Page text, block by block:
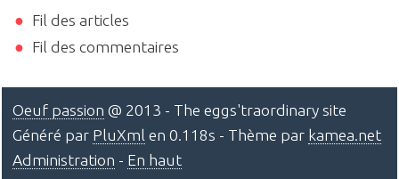
Fil des articles
Fil des commentaires
Oeuf passion @ 2013 - The eggs'traordinary site
Généré par PluXml en 0.118s - Thème par kamea.net
Administration - En haut